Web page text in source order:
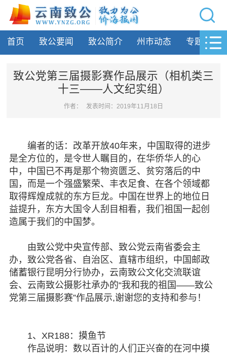
网站导航
首页
致公要闻
致公简介
专题活动
履行职责
自身建设
致公风采
专委会
书香机关
电子杂志
视频中心
首页 致公要闻 致公简介 州市动态 专题活动
致公党第三届摄影赛作品展示（相机类三
十三——人文纪实组）
作者： 发表时间：2019年11月18日
编者的话：改革开放40年来，中国取得的进步
是全方位的，是令世人瞩目的，在华侨华人的心
中，中国已不再是那个物资匮乏、贫穷落后的中
国，而是一个强盛繁荣、丰衣足食、在各个领域都
取得辉煌成就的东方巨龙。中国在世界上的地位日
益提升，东方大国令人刮目相看，我们祖国一起创
造属于我们的中国梦。
由致公党中央宣传部、致公党云南省委会主
办，致公党各省、自治区、直辖市组织，中国邮政
储蓄银行昆明分行协办，云南致公文化交流联谊
会、云南致公摄影社承办的“我和我的祖国——致公
党第三届摄影赛”作品展示,谢谢您的支持和参与！
1、XR188：摸鱼节
作品说明：数以百计的人们正兴奋的在河中摸